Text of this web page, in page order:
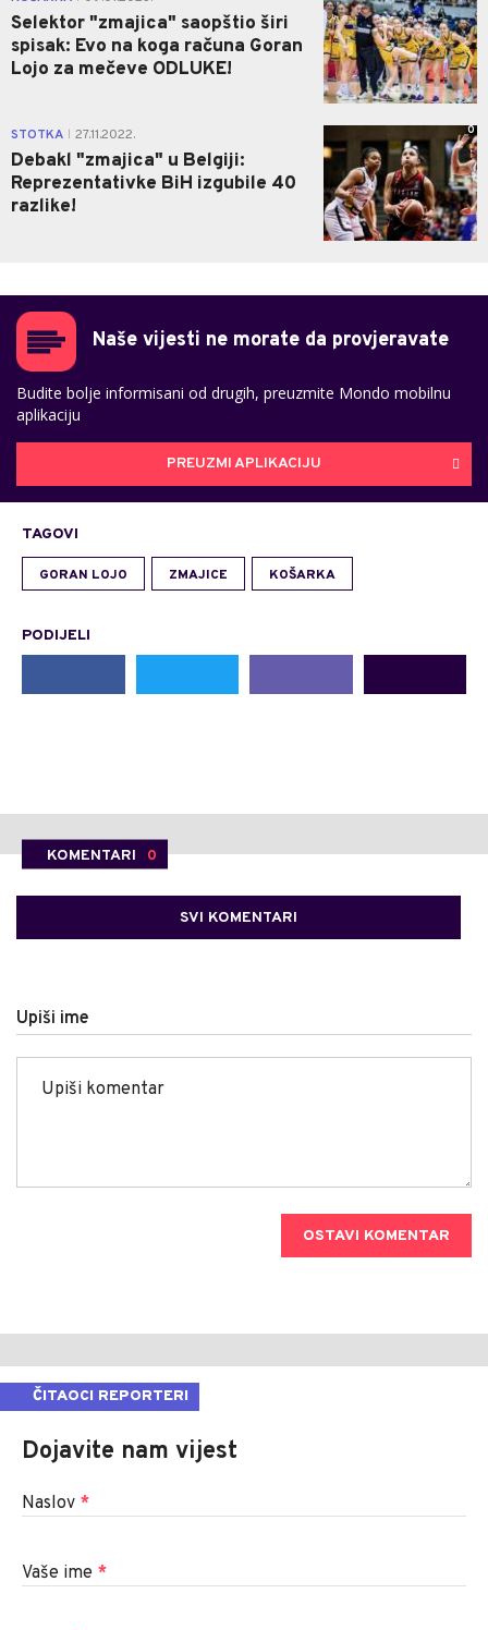
Selektor "zmajica" saopštio širi
spisak: Evo na koga računa Goran
Lojo za mečeve ODLUKE!
STOTKA 27.11.2022.
Debakl "zmajica" u Belgiji:
Reprezentativke BiH izgubile 40
razlike!
0
Naše vijesti ne morate da provjeravate
Budite bolje informisani od drugih, preuzmite Mondo mobilnu
aplikaciju
PREUZMI APLIKACIJU
TAGOVI
GORAN LOJO ZMAJICE KOŠARKA
PODIJELI
KOMENTARI 0
SVI KOMENTARI
Upiši ime
OSTAVI KOMENTAR
ČITAOCI REPORTERI
Dojavite nam vijest
Naslov *
Vaše ime *